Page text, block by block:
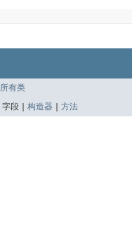
所有类
字段 | 构造器 方法